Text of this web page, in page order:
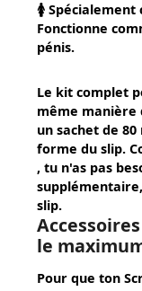
🚺
Fonctionne
pénis.
Le kit complet
même manière
un sachet de
forme du slip.
, tu n'as pas
supplémentaire
slip.
le
Pour que ton